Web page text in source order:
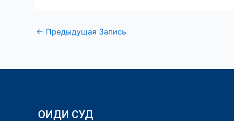
← Предыдущая Запись
ОИДИ СУД